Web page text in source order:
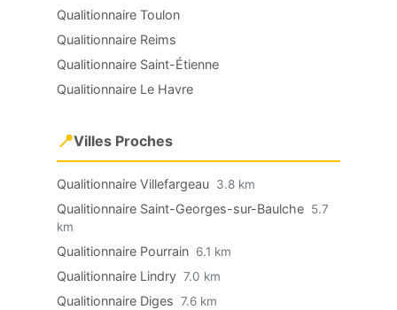
Qualitionnaire Toulon
Qualitionnaire Reims
Qualitionnaire Saint-Étienne
Qualitionnaire Le Havre
📍Villes Proches
Qualitionnaire Villefargeau 3.8 km
Qualitionnaire Saint-Georges-sur-Baulche 5.7
km
Qualitionnaire Pourrain 6.1 km
Qualitionnaire Lindry 7.0 km
Qualitionnaire Diges 7.6 km